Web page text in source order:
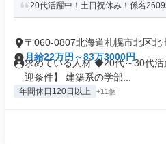
20代活躍中！土日祝休み！係名
〒060-0807北海道札幌市北区北
月給22万円～83万3000円
求めている人材 ◆20代～30代
迎条件】 建築系の学部...
年間休日120日以上 +11個